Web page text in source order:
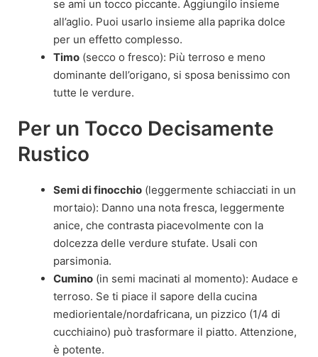
se ami un tocco piccante. Aggiungilo insieme
all’aglio. Puoi usarlo insieme alla paprika dolce
per un effetto complesso.
Timo (secco o fresco): Più terroso e meno
dominante dell’origano, si sposa benissimo con
tutte le verdure.
Per un Tocco Decisamente
Rustico
Semi di finocchio (leggermente schiacciati in un
mortaio): Danno una nota fresca, leggermente
anice, che contrasta piacevolmente con la
dolcezza delle verdure stufate. Usali con
parsimonia.
Cumino (in semi macinati al momento): Audace e
terroso. Se ti piace il sapore della cucina
mediorientale/nordafricana, un pizzico (1/4 di
cucchiaino) può trasformare il piatto. Attenzione,
è potente.